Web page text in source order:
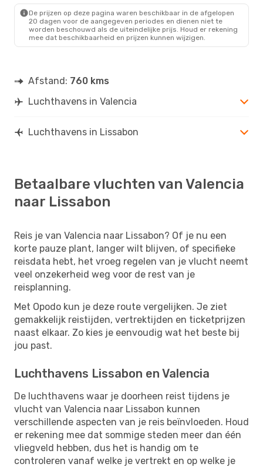
De prijzen op deze pagina waren beschikbaar in de afgelopen
20 dagen voor de aangegeven periodes en dienen niet te
worden beschouwd als de uiteindelijke prijs. Houd er rekening
mee dat beschikbaarheid en prijzen kunnen wijzigen.
Afstand: 760 kms
Luchthavens in Valencia
Luchthavens in Lissabon
Betaalbare vluchten van Valencia
naar Lissabon
Reis je van Valencia naar Lissabon? Of je nu een
korte pauze plant, langer wilt blijven, of specifieke
reisdata hebt, het vroeg regelen van je vlucht neemt
veel onzekerheid weg voor de rest van je
reisplanning.
Met Opodo kun je deze route vergelijken. Je ziet
gemakkelijk reistijden, vertrektijden en ticketprijzen
naast elkaar. Zo kies je eenvoudig wat het beste bij
jou past.
Luchthavens Lissabon en Valencia
De luchthavens waar je doorheen reist tijdens je
vlucht van Valencia naar Lissabon kunnen
verschillende aspecten van je reis beïnvloeden. Houd
er rekening mee dat sommige steden meer dan één
vliegveld hebben, dus het is handig om te
controleren vanaf welke je vertrekt en op welke je